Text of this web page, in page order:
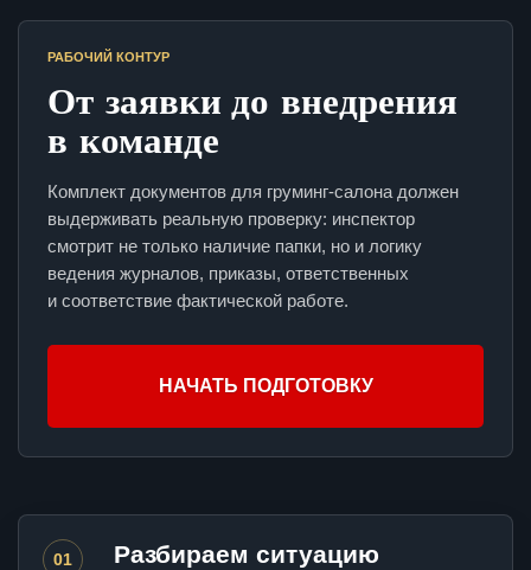
РАБОЧИЙ КОНТУР
От заявки до внедрения
в команде
Комплект документов для груминг-салона должен
выдерживать реальную проверку: инспектор
смотрит не только наличие папки, но и логику
ведения журналов, приказы, ответственных
и соответствие фактической работе.
НАЧАТЬ ПОДГОТОВКУ
01 Разбираем ситуацию